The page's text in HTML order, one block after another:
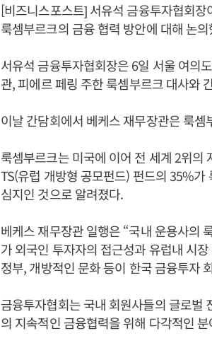
[비즈니스포스트] 서유석 금융투자협회
룩셈부르크의 금융 협력 방안에 대해 논의
서유석 금융투자협회장은 6일 서울 여의
관, 피에르 페링 주한 룩셈부르크 대사와
이날 간담회에서 베케스 재무장관은 룩
룩셈부르크는 미국에 이어 전 세계 2위의
TS(유럽 개방형 공모펀드) 펀드의 35%
심지인 것으로 알려졌다.
베케스 재무장관 일행은 “국내 운용사의
가 외국인 투자자의 접근성과 유럽내 시
정부, 개방적인 문화 등이 한국 금융투자
금융투자협회는 국내 회원사들의 글로벌
의 지속적인 금융협력을 위해 다각적인